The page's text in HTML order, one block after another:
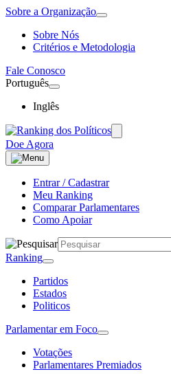
Sobre a Organização
Sobre Nós
Critérios e Metodologia
Fale Conosco
Português
Inglês
Doe Agora
Entrar / Cadastrar
Meu Ranking
Comparar Parlamentares
Como Apoiar
Ranking
Partidos
Estados
Politicos
Parlamentar em Foco
Votações
Parlamentares Premiados